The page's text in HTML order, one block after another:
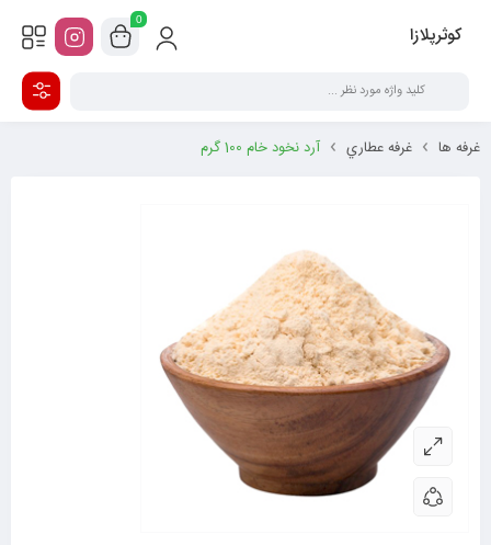
کوثرپلازا
0
غرفه ها غرفه عطاري آرد نخود خام 100 گرم